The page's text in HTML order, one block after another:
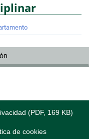
(PDF, 169 KB)
de cookies